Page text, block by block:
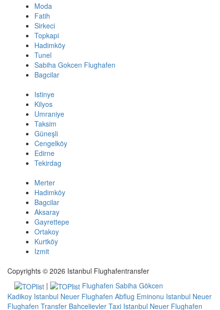
Moda
Fatih
Sirkeci
Topkapi
Hadimköy
Tunel
Sabiha Gokcen Flughafen
Bagcilar
Istinye
Kilyos
Umraniye
Taksim
Güneşli
Cengelköy
Edirne
Tekirdag
Merter
Hadimköy
Bagcilar
Aksaray
Gayrettepe
Ortakoy
Kurtköy
Izmit
Copyrights © 2026 Istanbul Flughafentransfer
|
Flughafen Sabiha Gökcen
Kadikoy Istanbul Neuer Flughafen Abflug Eminonu Istanbul Neuer
Flughafen Transfer Bahcelievler Taxi Istanbul Neuer Flughafen